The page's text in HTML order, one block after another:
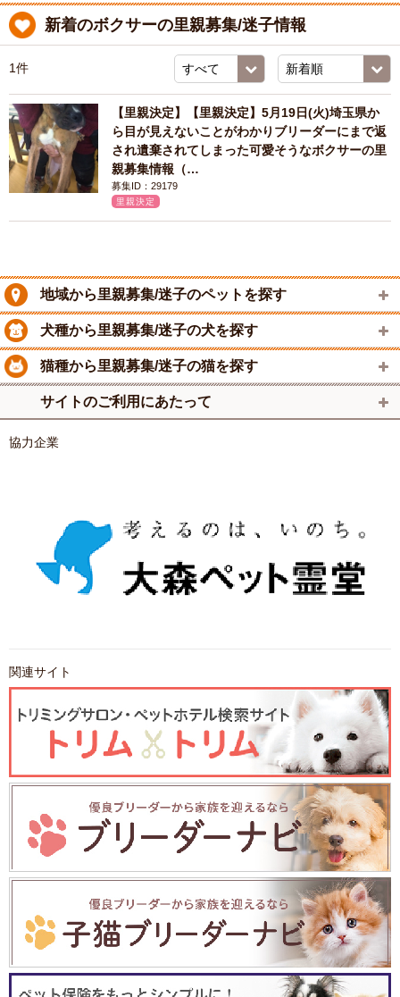
新着のボクサーの里親募集/迷子情報
1件
【里親決定】【里親決定】5月19日(火)埼玉県か
ら目が見えないことがわかりブリーダーにまで返
され遺棄されてしまった可愛そうなボクサーの里
親募集情報（…
募集ID：29179
里親決定
地域から里親募集/迷子のペットを探す
犬種から里親募集/迷子の犬を探す
猫種から里親募集/迷子の猫を探す
サイトのご利用にあたって
協力企業
関連サイト